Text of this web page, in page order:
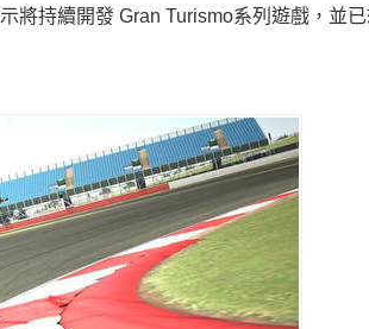
將持續開發 Gran Turismo系列遊戲，並